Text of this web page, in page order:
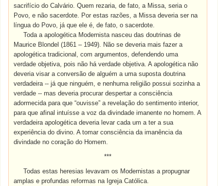
sacrifício do Calvário. Quem rezaria, de fato, a Missa, seria o
Povo, e não sacerdote. Por estas razões, a Missa deveria ser na
língua do Povo, já que ele é, de fato, o sacerdote.
Toda a apologética Modernista nasceu das doutrinas de
Maurice Blondel (1861 – 1949) . Não se deveria mais fazer a
apologética tradicional, com argumentos, defendendo uma
verdade objetiva, pois não há verdade objetiva. A apologética não
deveria visar a conversão de alguém a uma suposta doutrina
verdadeira -- já que ninguém, e nenhuma religião possui sozinha a
verdade -- mas deveria procurar despertar a consciência
adormecida para que “ouvisse” a revelação do sentimento interior,
para que afinal intuísse a voz da divindade imanente no homem. A
verdadeira apologética deveria levar cada um a ter a sua
experiência do divino. A tomar consciência da imanência da
divindade no coração do Homem.
***
Todas estas heresias levavam os Modernistas a propugnar
amplas e profundas reformas na Igreja Católica.